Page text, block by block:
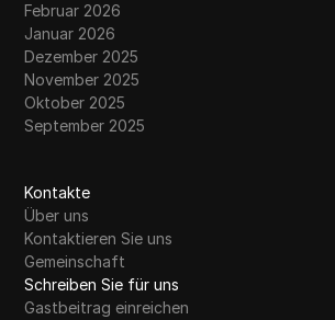
Februar 2026
Januar 2026
Dezember 2025
November 2025
Oktober 2025
September 2025
Kontakte
Über uns
Kontaktieren Sie uns
Gemeinschaft
Schreiben Sie für uns
Gastbeitrag einreichen